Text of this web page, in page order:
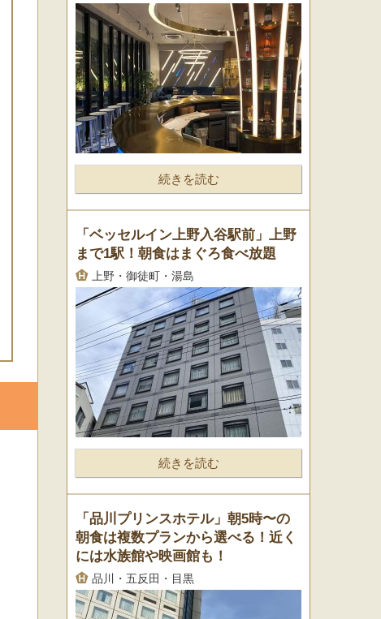
続きを読む
「ベッセルイン上野入谷駅前」上野
まで1駅！朝食はまぐろ食べ放題
上野・御徒町・湯島
続きを読む
「品川プリンスホテル」朝5時〜の
朝食は複数プランから選べる！近く
には水族館や映画館も！
品川・五反田・目黒